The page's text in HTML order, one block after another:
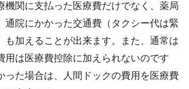
機関に支払った医療費だけでなく、薬局
通院にかかった交通費（タクシー代は緊
も加えることが出来ます。また、通常は
用は医療費控除に加えられないのです
った場合は、人間ドックの費用を医療費